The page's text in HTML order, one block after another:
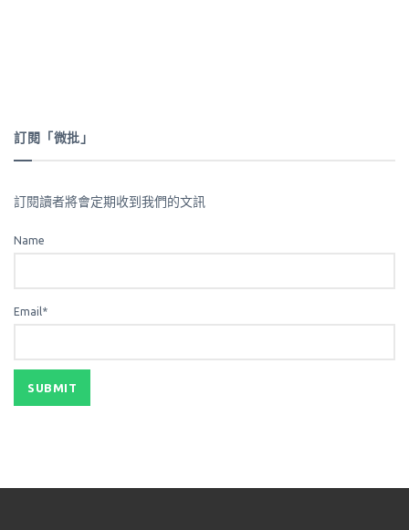
訂閱「微批」
訂閱讀者將會定期收到我們的文訊
Name
Email*